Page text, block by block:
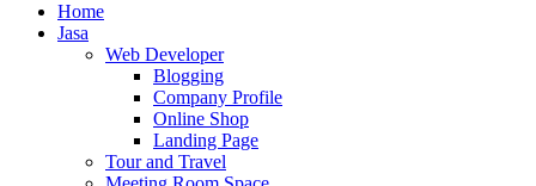
Home
Jasa
Web Developer
Blogging
Company Profile
Online Shop
Landing Page
Tour and Travel